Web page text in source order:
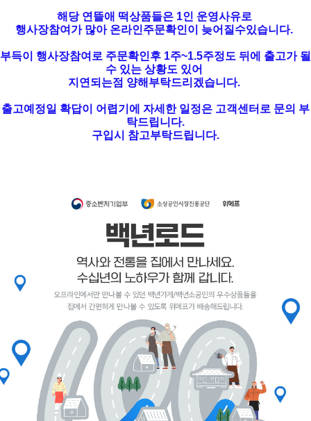
해당 연뜰애 떡상품들은 1인 운영사유로
행사장참여가 많아 온라인주문확인이 늦어질수있습니다.
부득이 행사장참여로 주문확인후 1주~1.5주정도 뒤에 출고가 될
수 있는 상황도 있어
지연되는점 양해부탁드리겠습니다.
출고예정일 확답이 어렵기에 자세한 일정은 고객센터로 문의 부
탁드립니다.
구입시 참고부탁드립니다.